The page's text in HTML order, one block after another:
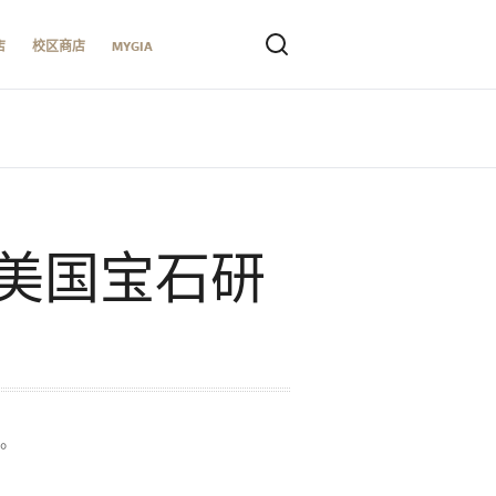
校区商店 MYGIA
国宝石研